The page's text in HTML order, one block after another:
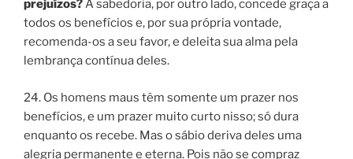
prejuízos?A sabedoria, por outro lado, concede graça a
todos os benefícios e, por sua própria vontade,
recomenda-os a seu favor, e deleita sua alma pela
lembrança contínua deles.
24. Os homens maus têm somente um prazer nos
benefícios, e um prazer muito curto nisso; só dura
enquanto os recebe. Mas o sábio deriva deles uma
alegria permanente e eterna. Pois não se compraz